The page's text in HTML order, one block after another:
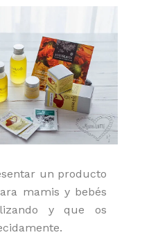
un producto
mamis y bebés
y que os